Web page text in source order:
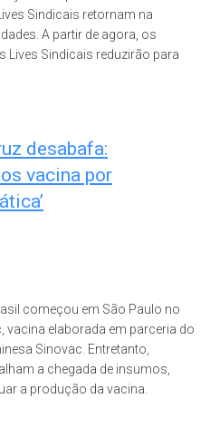
Sindicais retornam na
A partir de agora, os
Lives Sindicais reduzirão para
desabafa:
vacina por
começou em São Paulo no
elaborada em parceria do
Sinovac. Entretanto,
a chegada de insumos,
a produção da vacina.